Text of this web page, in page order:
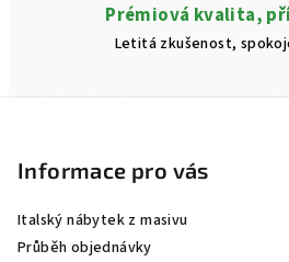
Prémiová kvalita,
Letitá zkušenost,
Informace pro vás
Italský nábytek z masivu
Průběh objednávky